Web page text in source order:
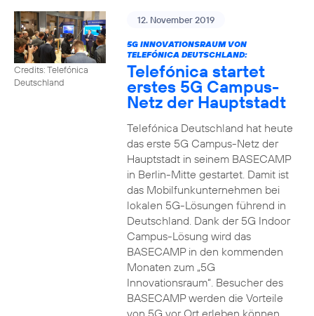
Credits: Telefónica
Deutschland
12. November 2019
5G INNOVATIONSRAUM VON
TELEFÓNICA DEUTSCHLAND:
Telefónica startet
erstes 5G Campus-
Netz der Hauptstadt
Telefónica Deutschland hat heute
das erste 5G Campus-Netz der
Hauptstadt in seinem BASECAMP
in Berlin-Mitte gestartet. Damit ist
das Mobilfunkunternehmen bei
lokalen 5G-Lösungen führend in
Deutschland. Dank der 5G Indoor
Campus-Lösung wird das
BASECAMP in den kommenden
Monaten zum „5G
Innovationsraum“. Besucher des
BASECAMP werden die Vorteile
von 5G vor Ort erleben können.